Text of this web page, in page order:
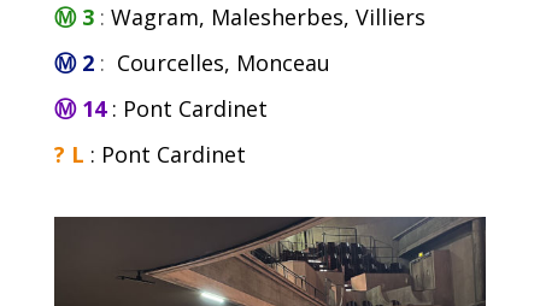
Ⓜ 3: Wagram, Malesherbes, Villiers
Ⓜ 2: Courcelles, Monceau
Ⓜ 14 : Pont Cardinet
? L : Pont Cardinet